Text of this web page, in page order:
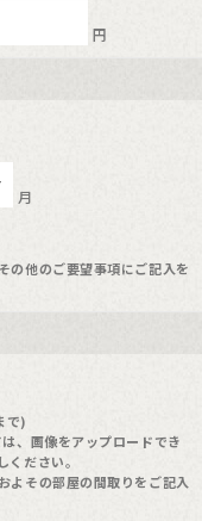
円
月
の他のご要望事項にご記入を
で)
、画像をアップロードでき
ださい。
よその部屋の間取りをご記入